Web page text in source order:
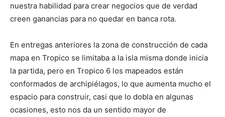
nuestra habilidad para crear negocios que de verdad
creen ganancias para no quedar en banca rota.
En entregas anteriores la zona de construcción de cada
mapa en Tropico se limitaba a la isla misma donde inicia
la partida, pero en Tropico 6 los mapeados están
conformados de archipiélagos, lo que aumenta mucho el
espacio para construir, casi que lo dobla en algunas
ocasiones, esto nos da un sentido mayor de